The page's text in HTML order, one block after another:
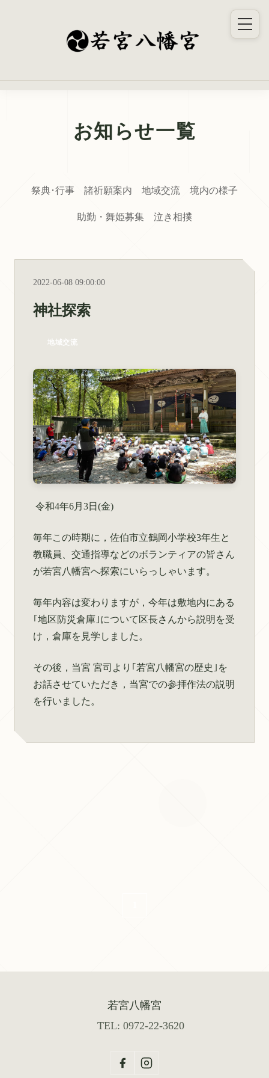
お知らせ一覧
祭典･行事 諸祈願案内 地域交流 境内の様子
助勤・舞姫募集 泣き相撲
2022-06-08 09:00:00
神社探索
地域交流
令和4年6月3日(金)
毎年この時期に，佐伯市立鶴岡小学校3年生と
教職員、交通指導などのボランティアの皆さん
が若宮八幡宮へ探索にいらっしゃいます。
毎年内容は変わりますが，今年は敷地内にある
｢地区防災倉庫｣について区長さんから説明を受
け，倉庫を見学しました。
その後，当宮 宮司より｢若宮八幡宮の歴史｣を
お話させていただき，当宮での参拝作法の説明
を行いました。
若宮八幡宮
TEL: 0972-22-3620